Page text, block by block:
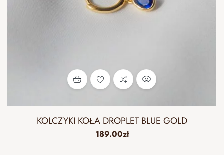
KOLCZYKI KOŁA DROPLET BLUE GOLD
189.00zł